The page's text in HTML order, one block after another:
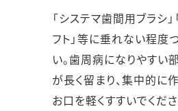
「システマ歯間用ブラシ
フト」等に垂れない程度
い。歯周病になりやす
が長く留まり、集中的に
お口を軽くすすいでくださ